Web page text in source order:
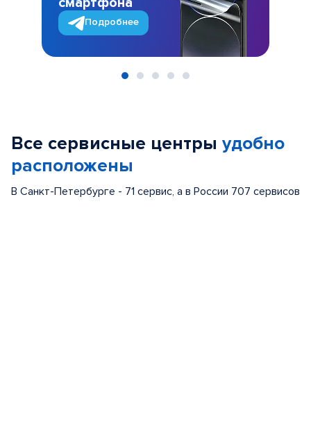
Подробнее
Все сервисные центры удобно
расположены
В Санкт-Петербурге - 71 сервис, а в России 707 сервисов